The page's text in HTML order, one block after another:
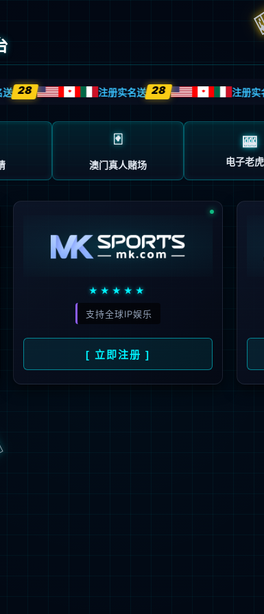
抱歉，页面无法访问...
可能原因：网址有错误 >请检查地址是否完整或存在多余字符;
网址已失效 >可能页面已删除，活动已下线等